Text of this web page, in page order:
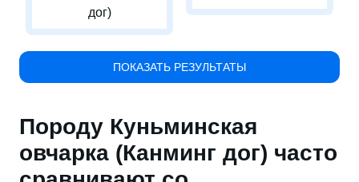
дог)
ПОКАЗАТЬ РЕЗУЛЬТАТЫ
Породу Куньминская
овчарка (Канминг дог) часто